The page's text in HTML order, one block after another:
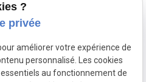
?
privée
améliorer votre expérience de
personnalisé. Les cookies
au fonctionnement de